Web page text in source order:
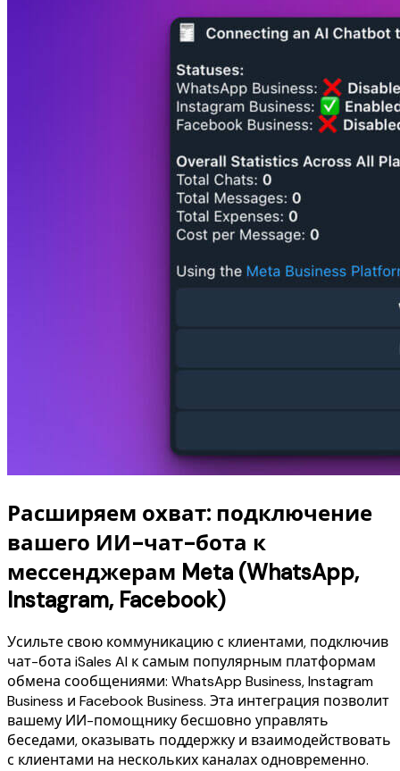
Расширяем охват: подключение
вашего ИИ-чат-бота к
мессенджерам Meta (WhatsApp,
Instagram, Facebook)
Усильте свою коммуникацию с клиентами, подключив
чат-бота iSales AI к самым популярным платформам
обмена сообщениями: WhatsApp Business, Instagram
Business и Facebook Business. Эта интеграция позволит
вашему ИИ-помощнику бесшовно управлять
беседами, оказывать поддержку и взаимодействовать
с клиентами на нескольких каналах одновременно.